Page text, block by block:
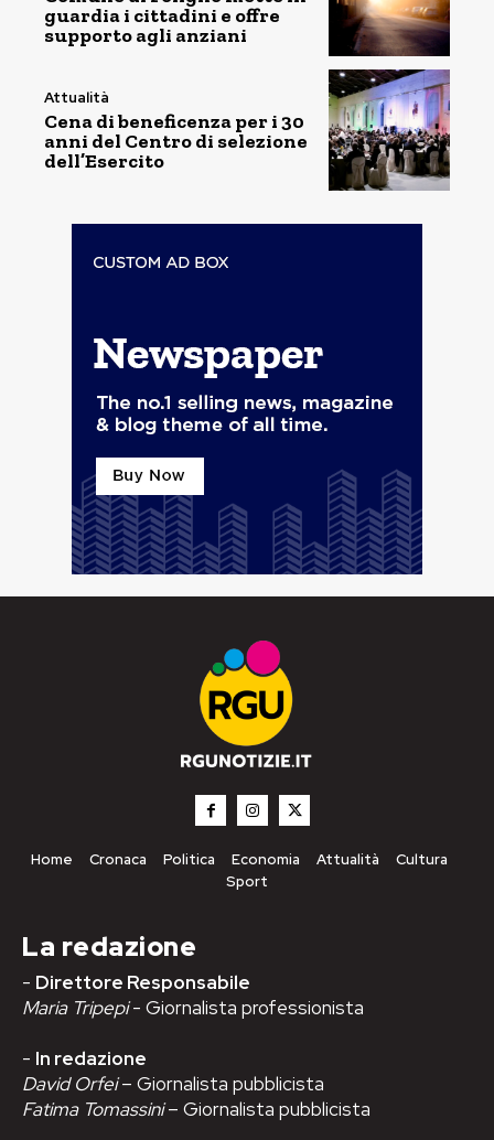
guardia i cittadini e offre
supporto agli anziani
Attualità
Cena di beneficenza per i 30
anni del Centro di selezione
dell’Esercito
Home Cronaca Politica Economia Attualità
Cultura
Sport
La redazione
- Direttore Responsabile
Maria Tripepi- Giornalista professionista
- In redazione
David Orfei– Giornalista pubblicista
Fatima Tomassini– Giornalista pubblicista